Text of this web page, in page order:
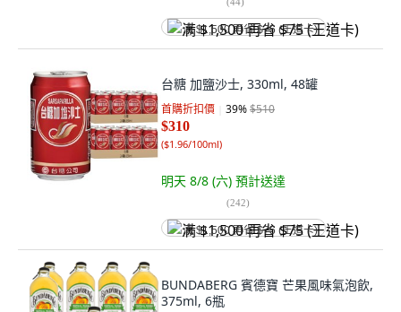
满 $1,500 再省 $75 (王道卡)
台糖 加鹽沙士, 330ml, 48罐
首購折扣價 39%$510
$310
($1.96/100ml)
明天 8/8 (六) 預計送達
(242)
满 $1,500 再省 $75 (王道卡)
BUNDABERG 賓德寶 芒果風味氣泡飲,
375ml, 6瓶